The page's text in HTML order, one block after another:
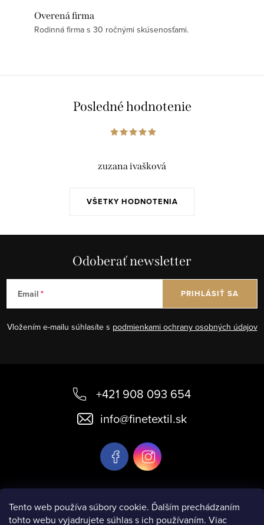
Tento web používa súbory cookie. Ďalším prechádzaním
tohto webu vyjadrujete súhlas s ich používaním. Viac
Overená firma
Rodinná firma s 30 ročnými skúsenosťami.
Posledné hodnotenie
VŠETKY HODNOTENIA
zuzana ivašková
Odoberať newsletter
Email
Vložením e-mailu súhlasíte s podmienkami ochrany osobných údajov
PRIHLÁSIŤ SA
e
+421 908 093 654
info@finetextil.sk
Informácie pre vás